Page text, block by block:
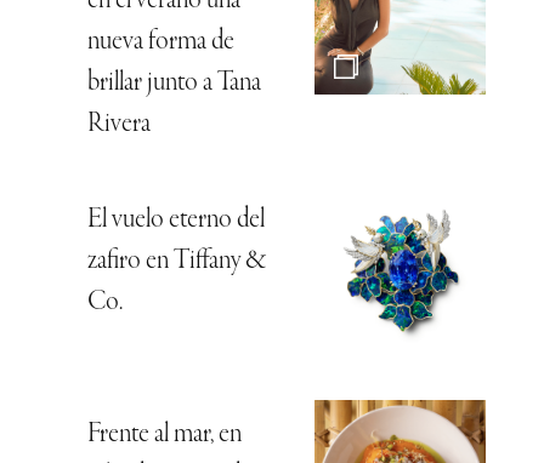
nueva forma de
brillar junto a Tana
Rivera
El vuelo eterno del
zafiro en Tiffany &
Co.
Frente al mar, en